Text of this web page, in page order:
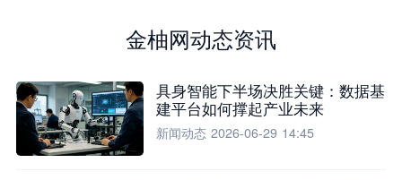
金柚网动态资讯
具身智能下半场决胜关键：数据基
建平台如何撑起产业未来
新闻动态 2026-06-29 14:45